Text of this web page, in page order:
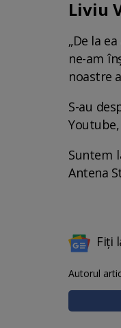
Liviu
„De la
ne-am
noastre
S-au
Suntem
Antena
Fiți
Autorul